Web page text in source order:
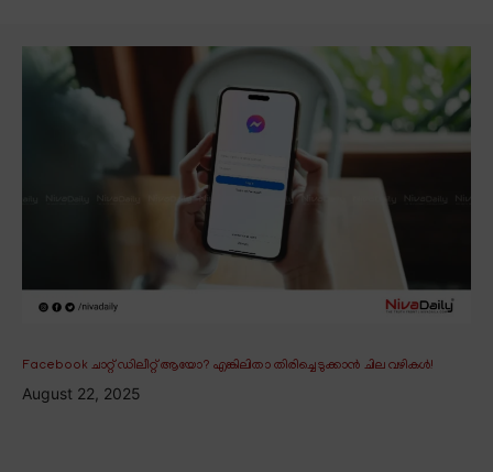
Facebook ചാറ്റ് ഡിലീറ്റ് ആയോ? എങ്കിലിതാ തിരിച്ചെടുക്കാൻ ചില വഴികൾ!
August 22, 2025